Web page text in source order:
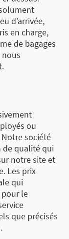
d’arrivée,
en charge,
de bagages
nous
ou
société
de qualité qui
notre site et
Les prix
qui
pour le
que précisés